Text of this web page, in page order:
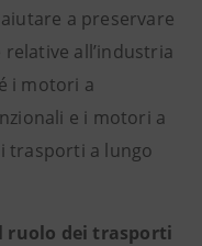
a preservare
all’industria
i motori a
e i motori a
trasporti a lungo
ruolo dei trasporti